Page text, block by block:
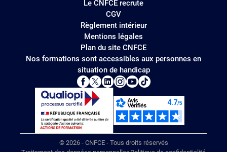
Le CNFCE recrute
CGV
Règlement intérieur
Mentions légales
Plan du site CNFCE
Nos formations sont accessibles aux personnes en
situation de handicap
© 2026 - CNFCE - Tous droits réservés